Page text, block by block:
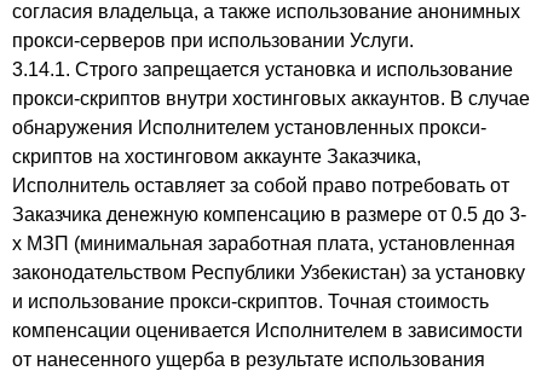
согласия владельца, а также использование анонимных
прокси-серверов при использовании Услуги.
3.14.1. Строго запрещается установка и использование
прокси-скриптов внутри хостинговых аккаунтов. В случае
обнаружения Исполнителем установленных прокси-
скриптов на хостинговом аккаунте Заказчика,
Исполнитель оставляет за собой право потребовать от
Заказчика денежную компенсацию в размере от 0.5 до 3-
х МЗП (минимальная заработная плата, установленная
законодательством Республики Узбекистан) за установку
и использование прокси-скриптов. Точная стоимость
компенсации оценивается Исполнителем в зависимости
от нанесенного ущерба в результате использования